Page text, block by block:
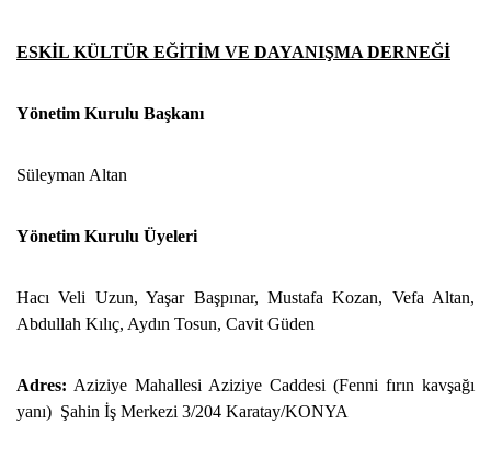
ESKİL KÜLTÜR EĞİTİM VE DAYANIŞMA DERNEĞİ
Yönetim Kurulu Başkanı
Süleyman Altan
Yönetim Kurulu Üyeleri
Hacı Veli Uzun, Yaşar Başpınar, Mustafa Kozan, Vefa Altan,
Abdullah Kılıç, Aydın Tosun, Cavit Güden
Adres: Aziziye Mahallesi Aziziye Caddesi (Fenni fırın kavşağı
yanı) Şahin İş Merkezi 3/204 Karatay/KONYA